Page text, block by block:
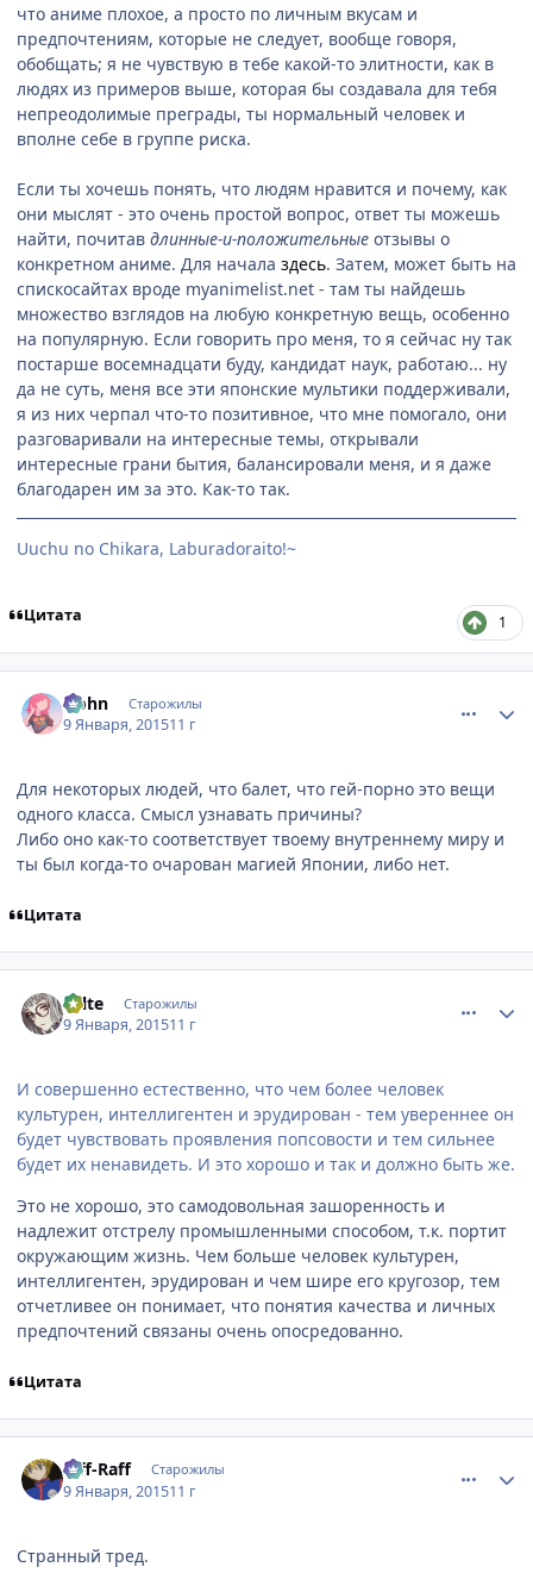
что аниме плохое, а просто по личным вкусам и
предпочтениям, которые не следует, вообще говоря,
обобщать; я не чувствую в тебе какой-то элитности, как в
людях из примеров выше, которая бы создавала для тебя
непреодолимые преграды, ты нормальный человек и
вполне себе в группе риска.
Если ты хочешь понять, что людям нравится и почему, как
они мыслят - это очень простой вопрос, ответ ты можешь
найти, почитав длинные-и-положительные отзывы о
конкретном аниме. Для начала здесь. Затем, может быть на
спискосайтах вроде myanimelist.net - там ты найдешь
множество взглядов на любую конкретную вещь, особенно
на популярную. Если говорить про меня, то я сейчас ну так
постарше восемнадцати буду, кандидат наук, работаю... ну
да не суть, меня все эти японские мультики поддерживали,
я из них черпал что-то позитивное, что мне помогало, они
разговаривали на интересные темы, открывали
интересные грани бытия, балансировали меня, и я даже
благодарен им за это. Как-то так.
Uuchu no Chikara, Laburadoraito!~
Цитата 1
Hohn Старожилы
9 Января, 201511 г
Для некоторых людей, что балет, что гей-порно это вещи
одного класса. Смысл узнавать причины?
Либо оно как-то соответствует твоему внутреннему миру и
ты был когда-то очарован магией Японии, либо нет.
Цитата
Felte Старожилы
9 Января, 201511 г
И совершенно естественно, что чем более человек
культурен, интеллигентен и эрудирован - тем увереннее он
будет чувствовать проявления попсовости и тем сильнее
будет их ненавидеть. И это хорошо и так и должно быть же.
Это не хорошо, это самодовольная зашоренность и
надлежит отстрелу промышленными способом, т.к. портит
окружающим жизнь. Чем больше человек культурен,
интеллигентен, эрудирован и чем шире его кругозор, тем
отчетливее он понимает, что понятия качества и личных
предпочтений связаны очень опосредованно.
Цитата
Riff-Raff Старожилы
9 Января, 201511 г
Странный тред.